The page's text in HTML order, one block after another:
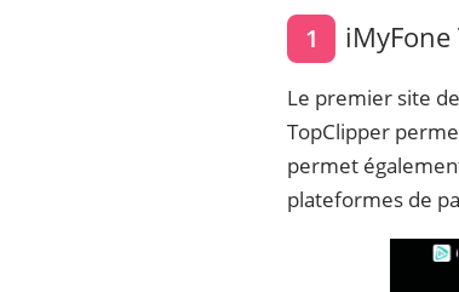
1
Le premier site
TopClipper
permet
plateformes de